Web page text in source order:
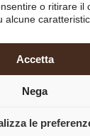
o ritirare il
alcune
Accetta
Nega
le
8